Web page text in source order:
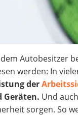
Autobesitzer
werden: In
der
Geräten. Und
sorgen. So